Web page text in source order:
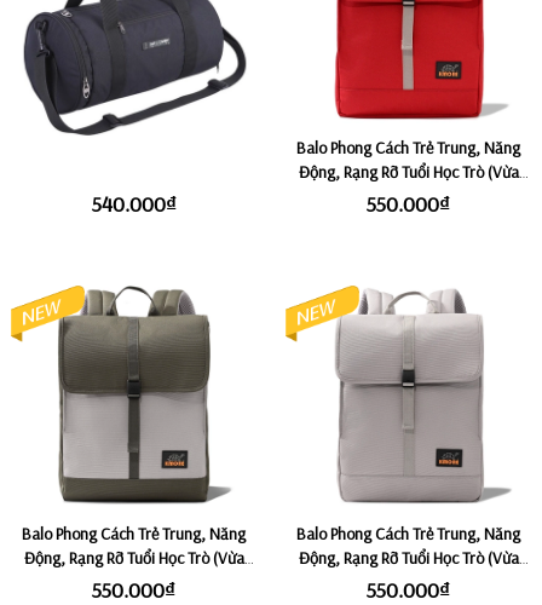
540.000₫
Balo Phong Cách Trẻ Trung, Năng
Động, Rạng Rỡ Tuổi Học Trò (Vừa
Laptop 14") KMORE VIOLET - Red
550.000₫
Balo Phong Cách Trẻ Trung, Năng
Động, Rạng Rỡ Tuổi Học Trò (Vừa
Laptop 14") KMORE VIOLET -
550.000₫
Balo Phong Cách Trẻ Trung, Năng
Động, Rạng Rỡ Tuổi Học Trò (Vừa
Laptop 14") KMORE VIOLET -
550.000₫